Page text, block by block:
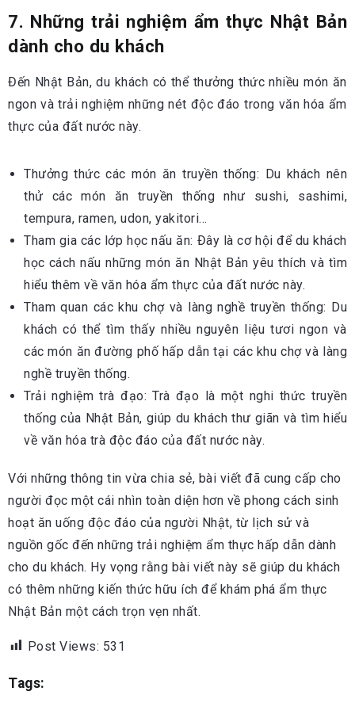
7. Những trải nghiệm ẩm thực Nhật Bản
dành cho du khách
Đến Nhật Bản, du khách có thể thưởng thức nhiều món ăn
ngon và trải nghiệm những nét độc đáo trong văn hóa ẩm
thực của đất nước này.
Thưởng thức các món ăn truyền thống: Du khách nên
thử các món ăn truyền thống như sushi, sashimi,
tempura, ramen, udon, yakitori…
Tham gia các lớp học nấu ăn: Đây là cơ hội để du khách
học cách nấu những món ăn Nhật Bản yêu thích và tìm
hiểu thêm về văn hóa ẩm thực của đất nước này.
Tham quan các khu chợ và làng nghề truyền thống: Du
khách có thể tìm thấy nhiều nguyên liệu tươi ngon và
các món ăn đường phố hấp dẫn tại các khu chợ và làng
nghề truyền thống.
Trải nghiệm trà đạo: Trà đạo là một nghi thức truyền
thống của Nhật Bản, giúp du khách thư giãn và tìm hiểu
về văn hóa trà độc đáo của đất nước này.
Với những thông tin vừa chia sẻ, bài viết đã cung cấp cho
người đọc một cái nhìn toàn diện hơn về phong cách sinh
hoạt ăn uống độc đáo của người Nhật, từ lịch sử và
nguồn gốc đến những trải nghiệm ẩm thực hấp dẫn dành
cho du khách. Hy vọng rằng bài viết này sẽ giúp du khách
có thêm những kiến thức hữu ích để khám phá ẩm thực
Nhật Bản một cách trọn vẹn nhất.
Post Views: 531
Tags: